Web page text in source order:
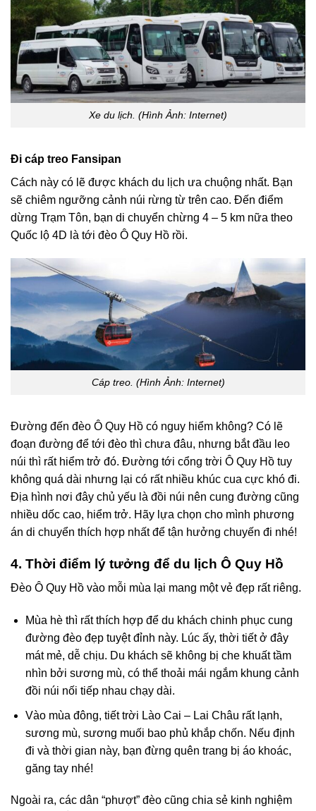
Xe du lịch. (Hình Ảnh: Internet)
Đi cáp treo Fansipan
Cách này có lẽ được khách du lịch ưa chuộng nhất. Bạn
sẽ chiêm ngưỡng cảnh núi rừng từ trên cao. Đến điểm
dừng Trạm Tôn, bạn di chuyển chừng 4 – 5 km nữa theo
Quốc lộ 4D là tới đèo Ô Quy Hồ rồi.
Cáp treo. (Hình Ảnh: Internet)
Đường đến đèo Ô Quy Hồ có nguy hiểm không? Có lẽ
đoạn đường để tới đèo thì chưa đâu, nhưng bắt đầu leo
núi thì rất hiểm trở đó. Đường tới cổng trời Ô Quy Hồ tuy
không quá dài nhưng lại có rất nhiều khúc cua cực khó đi.
Địa hình nơi đây chủ yếu là đồi núi nên cung đường cũng
nhiều dốc cao, hiểm trở. Hãy lựa chọn cho mình phương
án di chuyển thích hợp nhất để tận hưởng chuyến đi nhé!
4. Thời điểm lý tưởng để du lịch Ô Quy Hồ
Đèo Ô Quy Hồ vào mỗi mùa lại mang một vẻ đẹp rất riêng.
Mùa hè thì rất thích hợp để du khách chinh phục cung
đường đèo đẹp tuyệt đỉnh này. Lúc ấy, thời tiết ở đây
mát mẻ, dễ chịu. Du khách sẽ không bị che khuất tầm
nhìn bởi sương mù, có thể thoải mái ngắm khung cảnh
đồi núi nối tiếp nhau chạy dài.
Vào mùa đông, tiết trời Lào Cai – Lai Châu rất lạnh,
sương mù, sương muối bao phủ khắp chốn. Nếu định
đi và thời gian này, bạn đừng quên trang bị áo khoác,
găng tay nhé!
Ngoài ra, các dân “phượt” đèo cũng chia sẻ kinh nghiệm